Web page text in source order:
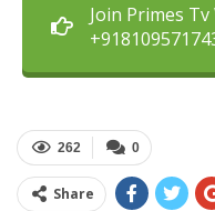
Join Primes
0
262
Share